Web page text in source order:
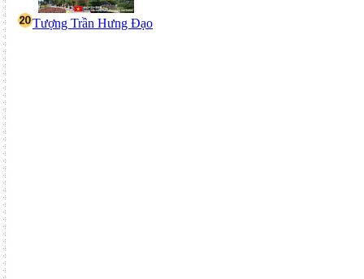
Tượng Trần Hưng Đạo